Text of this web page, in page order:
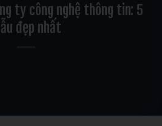
ty công nghệ thông tin: 5
đẹp nhất